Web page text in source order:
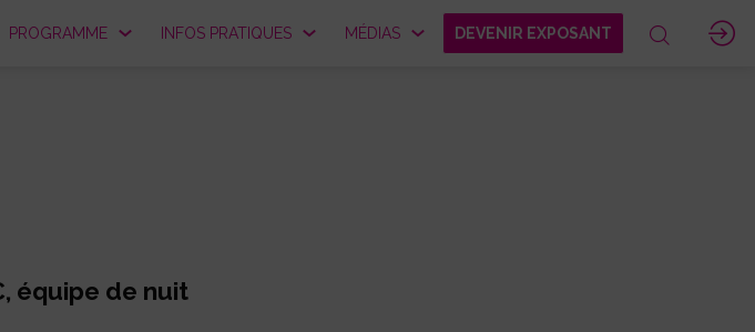
PROGRAMME INFOS PRATIQUES MÉDIAS DEVENIR EXPOSANT
équipe de nuit